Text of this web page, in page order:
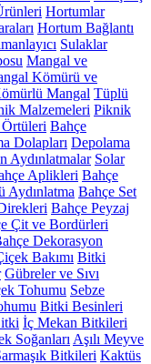
Hortumlar
Hortum Bağlantı
Sulaklar
Mangal ve
Kömürü ve
Mangal Tüplü
Malzemeleri Piknik
Bahçe
Dolapları Depolama
Aydınlatmalar Solar
Aplikleri Bahçe
Aydınlatma Bahçe Set
Bahçe Peyzaj
Çit ve Bordürleri
Dekorasyon
Bakımı Bitki
Gübreler ve Sıvı
Tohumu Sebze
Bitki Besinleri
İç Mekan Bitkileri
Soğanları Aşılı Meyve
Bitkileri Kaktüs